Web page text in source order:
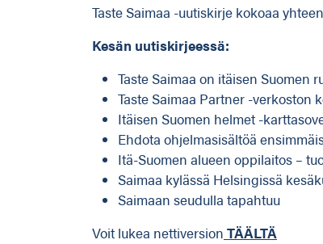
Taste Saimaa -uutiskirje kokoaa
Kesän uutiskirjeessä:
Taste Saimaa on itäisen
Taste Saimaa Partner -verkoston
Itäisen Suomen helmet -
Ehdota ohjelmasisältöä
Itä-Suomen alueen oppilaitos –
Saimaa kylässä Helsingissä
Saimaan seudulla tapahtuu
Voit lukea nettiversion TÄÄLTÄ